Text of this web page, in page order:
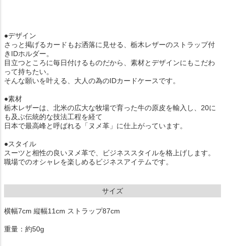
●デザイン
さっと掲げるカードもお洒落に見せる、栃木レザーのストラップ付
きIDホルダー。
目立つところに毎日付けるものだから、素材とデザインにもこだわ
って持ちたい。
そんな願いを叶える、大人の為のIDカードケースです。
●素材
栃木レザーは、北米の広大な牧場で育った牛の原皮を輸入し、20に
も及ぶ伝統的な技法工程を経て
日本で最高峰と呼ばれる「ヌメ革」に仕上がっています。
●スタイル
スーツと相性の良いヌメ革で、ビジネススタイルを格上げします。
職場でのオシャレを楽しめるビジネスアイテムです。
サイズ
横幅7cm 縦幅11cm ストラップ87cm
重量：約50g